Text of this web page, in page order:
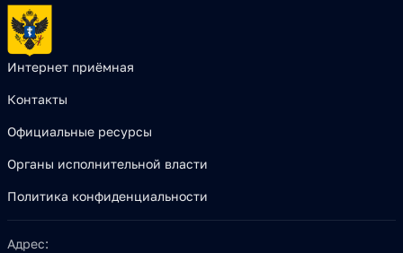
Интернет приёмная
Контакты
Официальные ресурсы
Органы исполнительной власти
Политика конфиденциальности
Адрес: